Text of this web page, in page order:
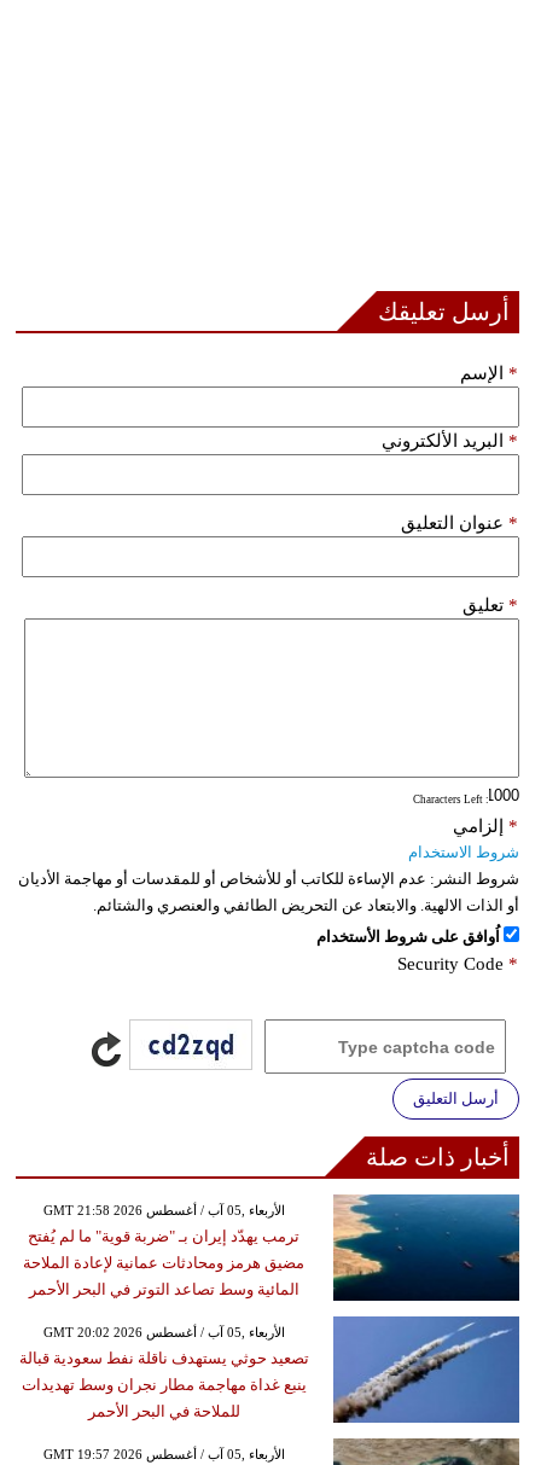
أرسل تعليقك
الإسم *
البريد الألكتروني *
عنوان التعليق *
تعليق *
: Characters Left
إلزامي *
شروط الاستخدام
شروط النشر: عدم الإساءة للكاتب أو للأشخاص أو للمقدسات أو مهاجمة الأديان
أو الذات الالهية. والابتعاد عن التحريض الطائفي والعنصري والشتائم.
اُوافق على شروط الأستخدام
Security Code *
أرسل التعليق
أخبار ذات صلة
GMT 21:58 2026 الأربعاء ,05 آب / أغسطس
ترمب يهدّد إيران بـ "ضربة قوية" ما لم يُفتح
مضيق هرمز ومحادثات عمانية لإعادة الملاحة
المائية وسط تصاعد التوتر في البحر الأحمر
GMT 20:02 2026 الأربعاء ,05 آب / أغسطس
تصعيد حوثي يستهدف ناقلة نفط سعودية قبالة
ينبع غداة مهاجمة مطار نجران وسط تهديدات
للملاحة في البحر الأحمر
GMT 19:57 2026 الأربعاء ,05 آب / أغسطس